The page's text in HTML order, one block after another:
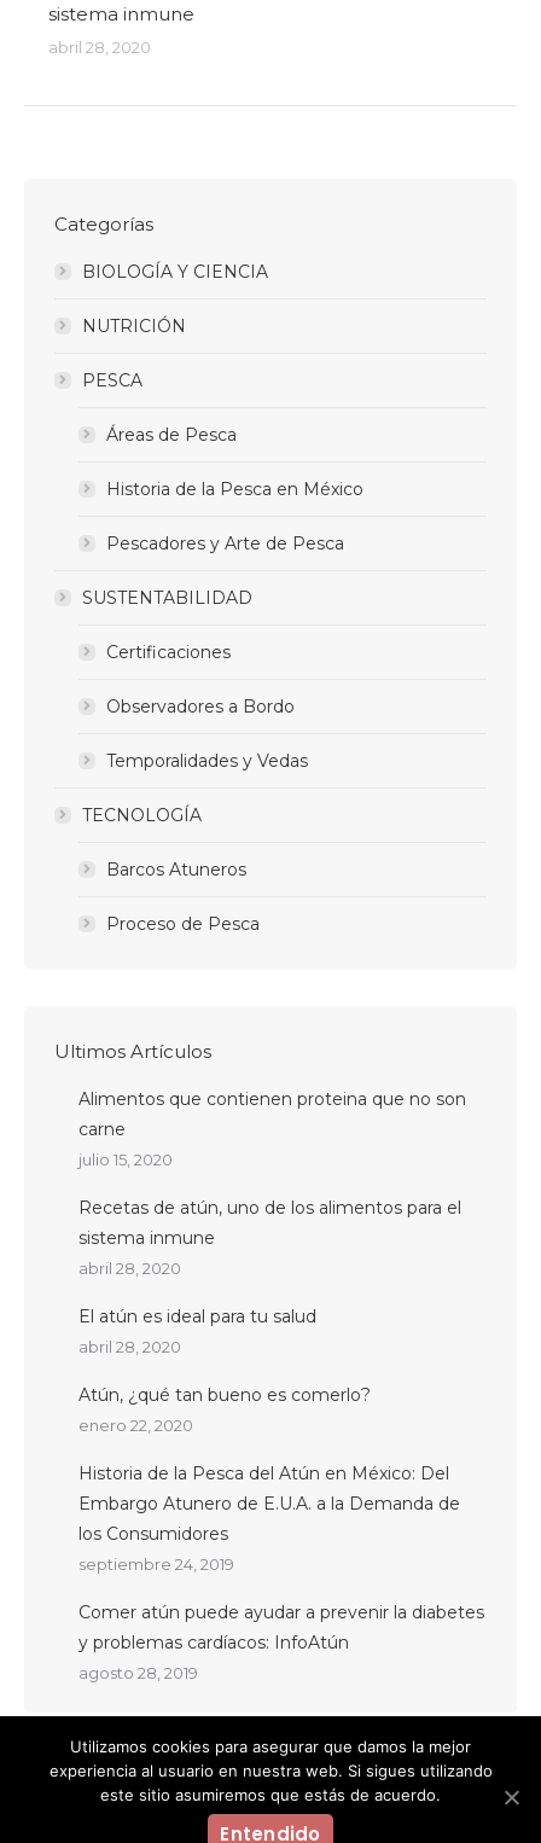
sistema inmune
abril 28, 2020
Categorías
BIOLOGÍA Y CIENCIA
NUTRICIÓN
PESCA
Áreas de Pesca
Historia de la Pesca en México
Pescadores y Arte de Pesca
SUSTENTABILIDAD
Certificaciones
Observadores a Bordo
Temporalidades y Vedas
TECNOLOGÍA
Barcos Atuneros
Proceso de Pesca
Ultimos Artículos
Alimentos que contienen proteina que no son
carne
julio 15, 2020
Recetas de atún, uno de los alimentos para el
sistema inmune
abril 28, 2020
El atún es ideal para tu salud
abril 28, 2020
Atún, ¿qué tan bueno es comerlo?
enero 22, 2020
Historia de la Pesca del Atún en México: Del
Embargo Atunero de E.U.A. a la Demanda de
los Consumidores
septiembre 24, 2019
Comer atún puede ayudar a prevenir la diabetes
y problemas cardíacos: InfoAtún
agosto 28, 2019
© InfoAtún México 2019. Todos los derechos reservados.
Utilizamos cookies para asegurar que damos la mejor
experiencia al usuario en nuestra web. Si sigues utilizando
este sitio asumiremos que estás de acuerdo.
Entendido